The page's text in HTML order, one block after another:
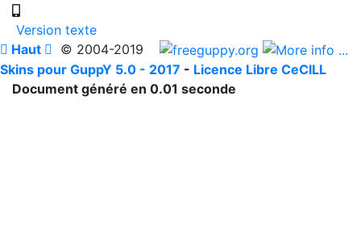
Version texte
 Haut  © 2004-2019
Skins pour GuppY 5.0 - 2017 - Licence Libre CeCILL
Document généré en 0.01 seconde